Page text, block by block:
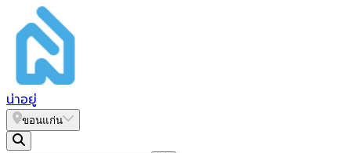
น่าอยู่
ขอนแก่น